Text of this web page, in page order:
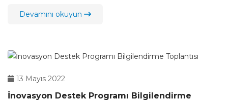
Devamını okuyun
13 Mayıs 2022
İnovasyon Destek Programı Bilgilendirme